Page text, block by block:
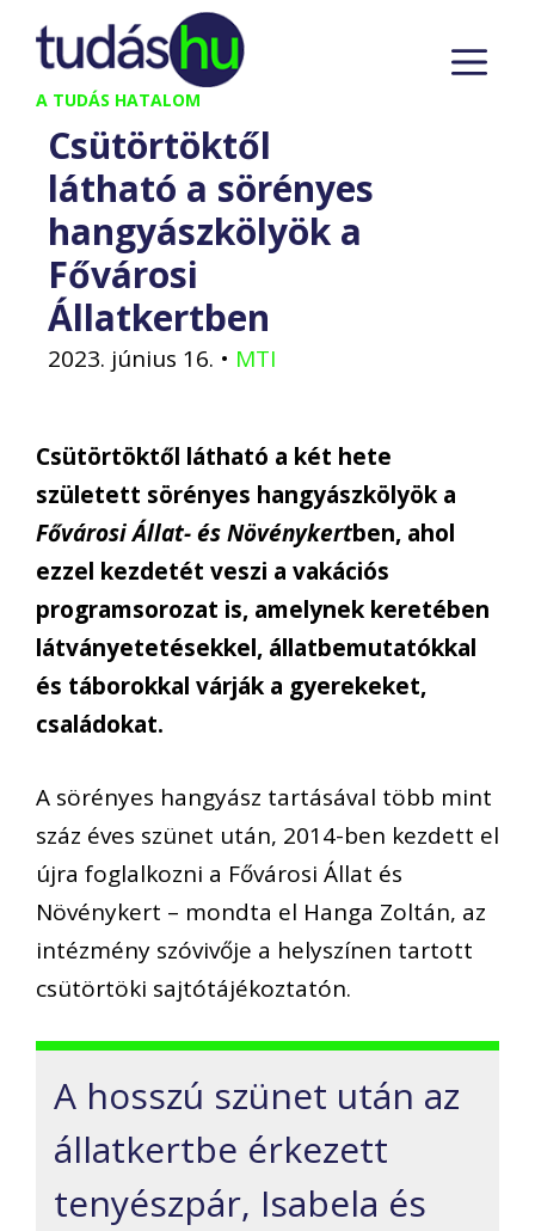
Kilépés
tartalomba
A TUDÁS HATALOM
Csütörtöktől
látható a sörényes
hangyászkölyök a
Fővárosi
Állatkertben
2023. június 16. • MTI
Csütörtöktől látható a két hete
született sörényes hangyászkölyök a
Fővárosi Állat- és Növénykertben, ahol
ezzel kezdetét veszi a vakációs
programsorozat is, amelynek keretében
látványetetésekkel, állatbemutatókkal
és táborokkal várják a gyerekeket,
családokat.
A sörényes hangyász tartásával több mint
száz éves szünet után, 2014-ben kezdett el
újra foglalkozni a Fővárosi Állat és
Növénykert – mondta el Hanga Zoltán, az
intézmény szóvivője a helyszínen tartott
csütörtöki sajtótájékoztatón.
A hosszú szünet után az
állatkertbe érkezett
tenyészpár, Isabela és